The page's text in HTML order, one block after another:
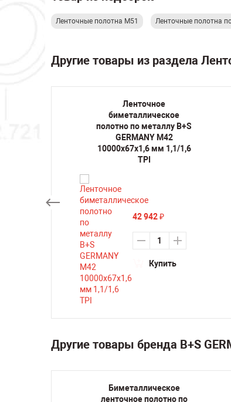
Ленточные полотна M51 Ленточные полотна
Другие товары из раздела
Ленточное
биметаллическое
полотно по металлу B+S
GERMANY M42
10000х67х1,6 мм 1,1/1,6
TPI
42 942 ₽
Купить
Другие товары бренда B+S
Биметаллическое
ленточное полотно по